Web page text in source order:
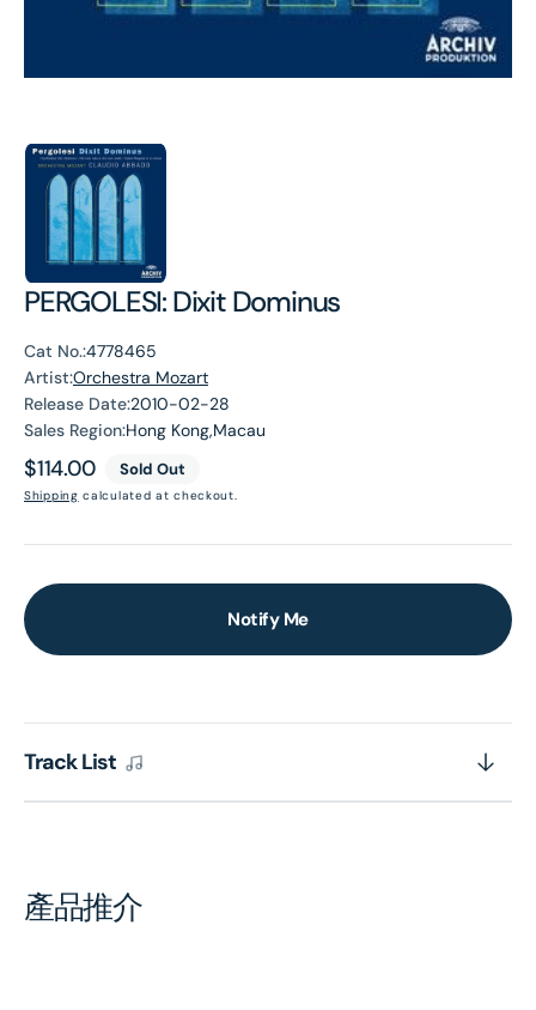
PERGOLESI: Dixit Dominus
Cat No.:4778465
Artist:Orchestra Mozart
Release Date:2010-02-28
Sales Region:Hong Kong,Macau
Regular
price
$114.00 Sold Out
Shipping calculated at checkout.
Notify Me
Track List
產品推介